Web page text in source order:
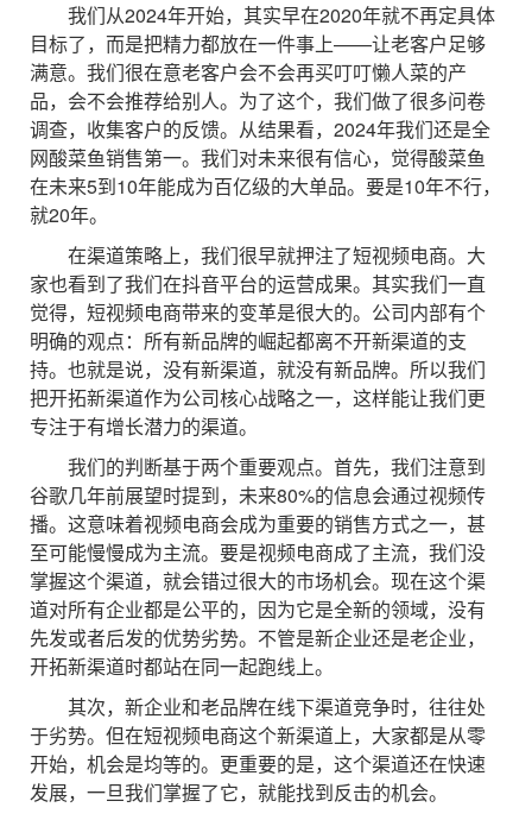
我们从2024年开始，其实早在2020年就不再定具体
目标了，而是把精力都放在一件事上——让老客户足够
满意。我们很在意老客户会不会再买叮叮懒人菜的产
品，会不会推荐给别人。为了这个，我们做了很多问卷
调查，收集客户的反馈。从结果看，2024年我们还是全
网酸菜鱼销售第一。我们对未来很有信心，觉得酸菜鱼
在未来5到10年能成为百亿级的大单品。要是10年不行，
就20年。
在渠道策略上，我们很早就押注了短视频电商。大
家也看到了我们在抖音平台的运营成果。其实我们一直
觉得，短视频电商带来的变革是很大的。公司内部有个
明确的观点：所有新品牌的崛起都离不开新渠道的支
持。也就是说，没有新渠道，就没有新品牌。所以我们
把开拓新渠道作为公司核心战略之一，这样能让我们更
专注于有增长潜力的渠道。
我们的判断基于两个重要观点。首先，我们注意到
谷歌几年前展望时提到，未来80%的信息会通过视频传
播。这意味着视频电商会成为重要的销售方式之一，甚
至可能慢慢成为主流。要是视频电商成了主流，我们没
掌握这个渠道，就会错过很大的市场机会。现在这个渠
道对所有企业都是公平的，因为它是全新的领域，没有
先发或者后发的优势劣势。不管是新企业还是老企业，
开拓新渠道时都站在同一起跑线上。
其次，新企业和老品牌在线下渠道竞争时，往往处
于劣势。但在短视频电商这个新渠道上，大家都是从零
开始，机会是均等的。更重要的是，这个渠道还在快速
发展，一旦我们掌握了它，就能找到反击的机会。